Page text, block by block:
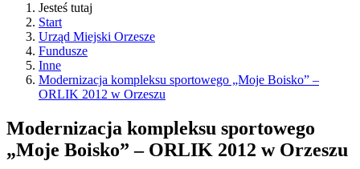
Jesteś tutaj
Start
Urząd Miejski Orzesze
Fundusze
Inne
Modernizacja kompleksu sportowego „Moje Boisko” –
ORLIK 2012 w Orzeszu
Modernizacja kompleksu sportowego
„Moje Boisko” – ORLIK 2012 w Orzeszu